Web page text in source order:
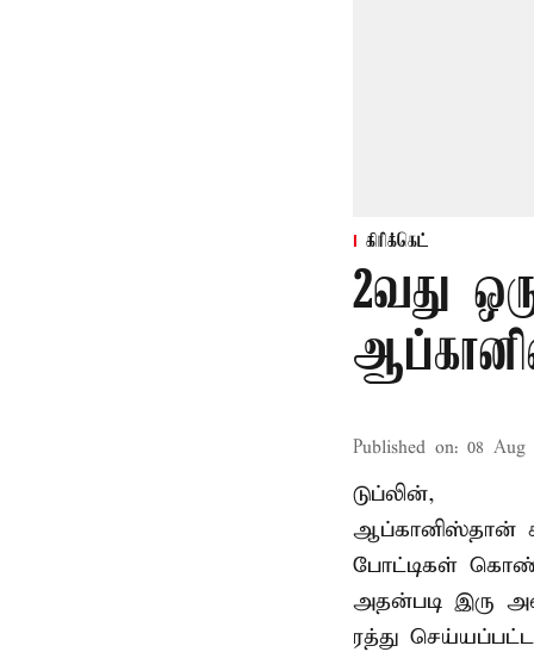
கிரிக்கெட்
2வது
Published on: 08 Aug
டுப்லின்,
ஆப்கானிஸ்தான்
போட்டிகள் கொண்ட
அதன்படி இரு
ரத்து